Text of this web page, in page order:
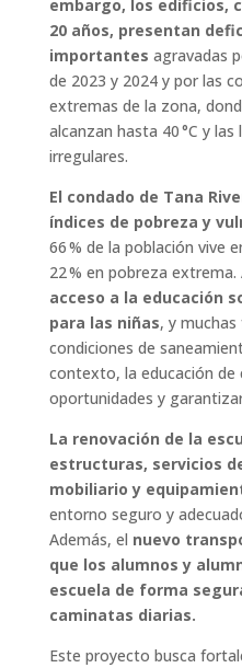
embargo, los edificios,
20 años, presentan
importantes agravadas
de 2023 y 2024 y por las
extremas de la zona,
alcanzan hasta 40 °C y las
irregulares.
El condado de Tana
índices de pobreza y
66 % de la población vive
22 % en pobreza extrema.
acceso a la educación
para las niñas, y muchas
condiciones de
contexto, la educación de
oportunidades y
La renovación de la
estructuras, servicios
mobiliario y
entorno seguro y
Además, el nuevo
que los alumnos y
escuela de forma
caminatas diarias.
Este proyecto busca